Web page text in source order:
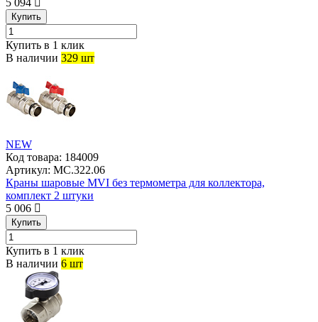
Купить
Купить в 1 клик
В наличии 329 шт
NEW
Код товара: 184009
Артикул: MC.322.06
Краны шаровые MVI без термометра для коллектора,
комплект 2 штуки
5 006
Купить
Купить в 1 клик
В наличии 6 шт